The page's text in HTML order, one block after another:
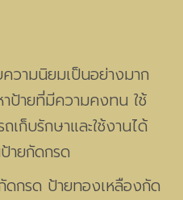
วามนิยมเป็นอย่างมาก
ป้ายที่มีความคงทน ใช้
เก็บรักษาและใช้งานได้
ายกัดกรด
ดกรด ป้ายทองเหลืองกัด